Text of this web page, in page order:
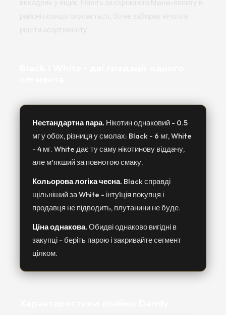
Нестандартна пара. Нікотин однаковий - 0.5
мг у обох, різниця у смолах: Black - 6 мг, White
- 4 мг. White дає ту саму нікотинову віддачу,
але м'якший за повнотою смаку.
Кольорова логіка чесна. Black справді
щільніший за White - інтуїція покупця і
продавця не підводить, плутанини не буде.
Ціна однакова. Обидві однаково вигідні в
закупці - беріть парою і закривайте сегмент
цілком.